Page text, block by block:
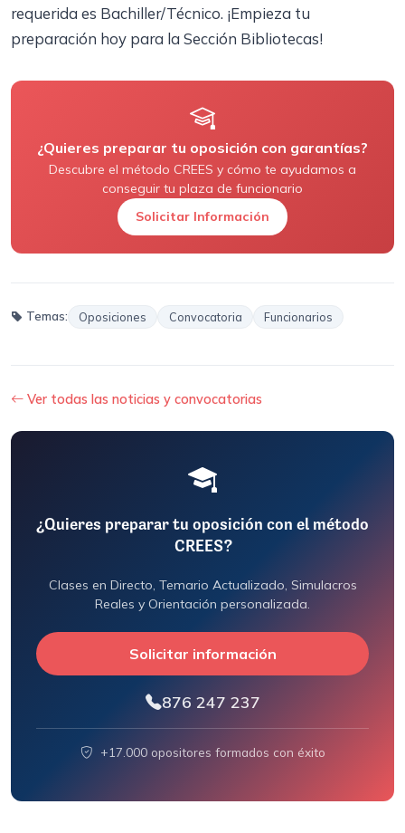
requerida es Bachiller/Técnico. ¡Empieza tu
preparación hoy para la Sección Bibliotecas!
¿Quieres preparar tu oposición con garantías?
Descubre el método CREES y cómo te ayudamos a
conseguir tu plaza de funcionario
Solicitar Información
Temas: Oposiciones Convocatoria Funcionarios
Ver todas las noticias y convocatorias
¿Quieres preparar tu oposición con el método
CREES?
Clases en Directo, Temario Actualizado, Simulacros
Reales y Orientación personalizada.
Solicitar información
876 247 237
+17.000 opositores formados con éxito